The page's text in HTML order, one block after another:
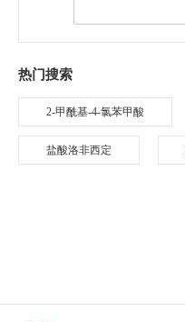
热门搜索
2-甲酰基-4-氯苯甲酸
盐酸洛非西定